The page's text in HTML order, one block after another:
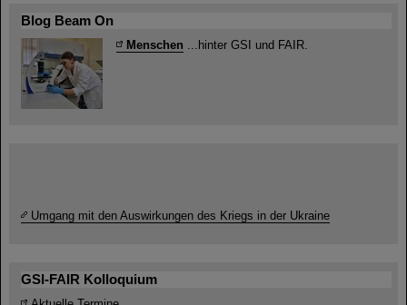
Blog Beam On
Menschen ...hinter GSI und FAIR.
Umgang mit den Auswirkungen des Kriegs in der Ukraine
GSI-FAIR Kolloquium